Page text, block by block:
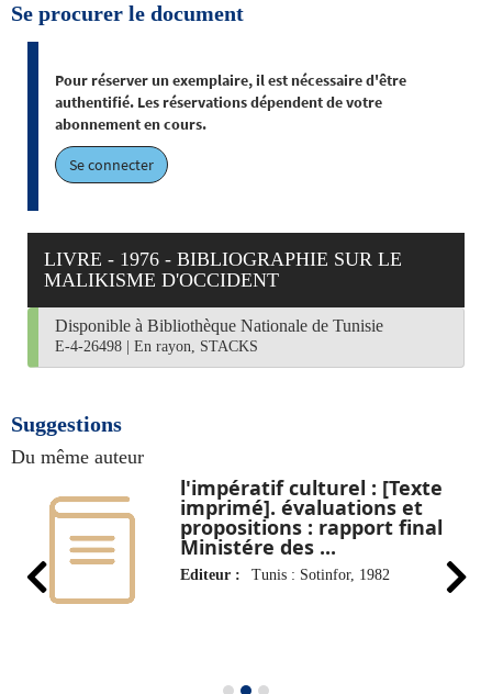
Se procurer le document
Pour réserver un exemplaire, il est nécessaire d'être
authentifié. Les réservations dépendent de votre
abonnement en cours.
Se connecter
LIVRE - 1976 - BIBLIOGRAPHIE SUR LE
MALIKISME D'OCCIDENT
Disponible à Bibliothèque Nationale de Tunisie
E-4-26498 En rayon, STACKS
Suggestions
Du même auteur
l'impératif culturel : [Texte
imprimé]. évaluations et
propositions : rapport final
Ministére des ...
Editeur : Tunis : Sotinfor, 1982